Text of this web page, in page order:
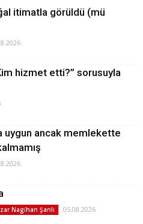
itimatla görüldü (mü
hizmet etti?” sorusuyla
uygun ancak memlekette
Nagihan Şanlı 05.08.2026